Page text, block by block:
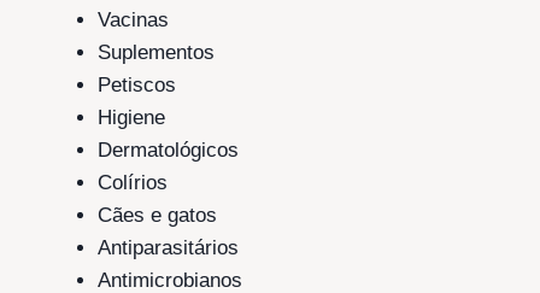
Vacinas
Suplementos
Petiscos
Higiene
Dermatológicos
Colírios
Cães e gatos
Antiparasitários
Antimicrobianos